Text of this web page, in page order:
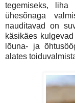
tegemiseks,
ühesõnaga
nauditavad on
käsikäes
lõuna- ja
alates